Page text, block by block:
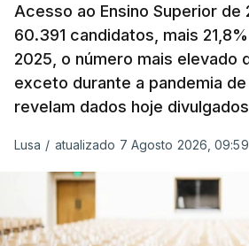
O Governo comprometeu-se a
extraordinária e temporária no
verifique um aumento do preço
superior a 10 cêntimos, para
preços.
Depois de uma subida inicial
Irão, à tensão geopolítica no
fecho do estreito de Ormuz, os
combustíveis desceram
Acesso ao Ensino Superior de
60.391 candidatos, mais
2025, o número mais elevado
exceto durante a pandemia de
revelam dados hoje
Lusa / atualizado 7 Agosto 2026, 09:59